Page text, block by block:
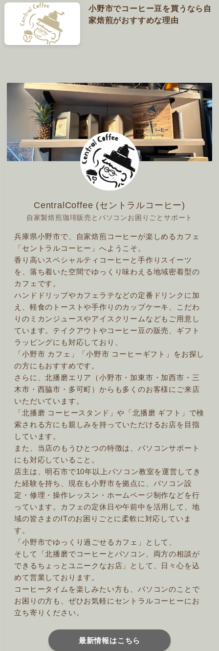
小野市でコーヒー豆を買うなら自
家焙煎がおすすめな理由
CentralCoffee (セントラルコーヒー)
自家製焙煎珈琲販売とパソコンお困りごとサポート
兵庫県小野市で、自家焙煎コーヒーが楽しめるカフェ
「セントラルコーヒー」へようこそ。
香り高いスペシャルティコーヒーと手作りスイーツ
を、落ち着いた空間でゆっくり味わえる地域密着型の
カフェです。
ハンドドリップやカフェラテなどの定番ドリンクに加
え、軽食のトーストや手作りのカップケーキ、こだわ
りのミカンジュースやアイスクリームなどもご用意し
ています。テイクアウトやコーヒー豆の販売、ギフト
ラッピングにも対応しており、
「小野市 カフェ」「小野市 コーヒーギフト」をお探し
の方にもおすすめです。
さらに、北播磨エリア（小野市・加東市・加西市・三
木市・西脇市・多可町）からも多くのお客様にご来店
いただいています。
「北播磨 コーヒースタンド」や「北播磨 ギフト」で検
索される方にも親しみを持っていただけるお店を目指
しています。
また、当店のもうひとつの特徴は、パソコンサポート
にも対応していること。
店主は、明石市で10年以上パソコン教室を運営してき
た経験を持ち、現在も小野市を拠点に、パソコン設
定・修理・操作レッスン・ホームページ制作などを行
っています。カフェの定休日や午前中を活用して、地
域の皆さまのITのお困りごとに柔軟に対応していま
す。
「小野市でゆっくり過ごせるカフェ」として、
そして「北播磨でコーヒーとパソコン、両方の相談が
できるちょっとユニークなお店」として、日々心を込
めて営業しております。
コーヒータイムを楽しみたい方も、パソコンのことで
お困りの方も、ぜひお気軽にセントラルコーヒーにお
立ち寄りください。
最新情報はこちら